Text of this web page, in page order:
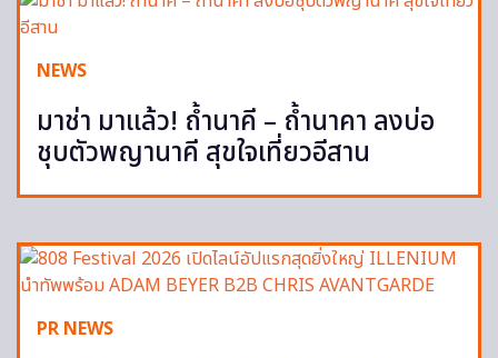
NEWS
มาช่า มาแล้ว! ถ้ำนาคี – ถ้ำนาคา ลงบ่อ
ชุบตัวพญานาคี สุขใจเที่ยวอีสาน
PR NEWS